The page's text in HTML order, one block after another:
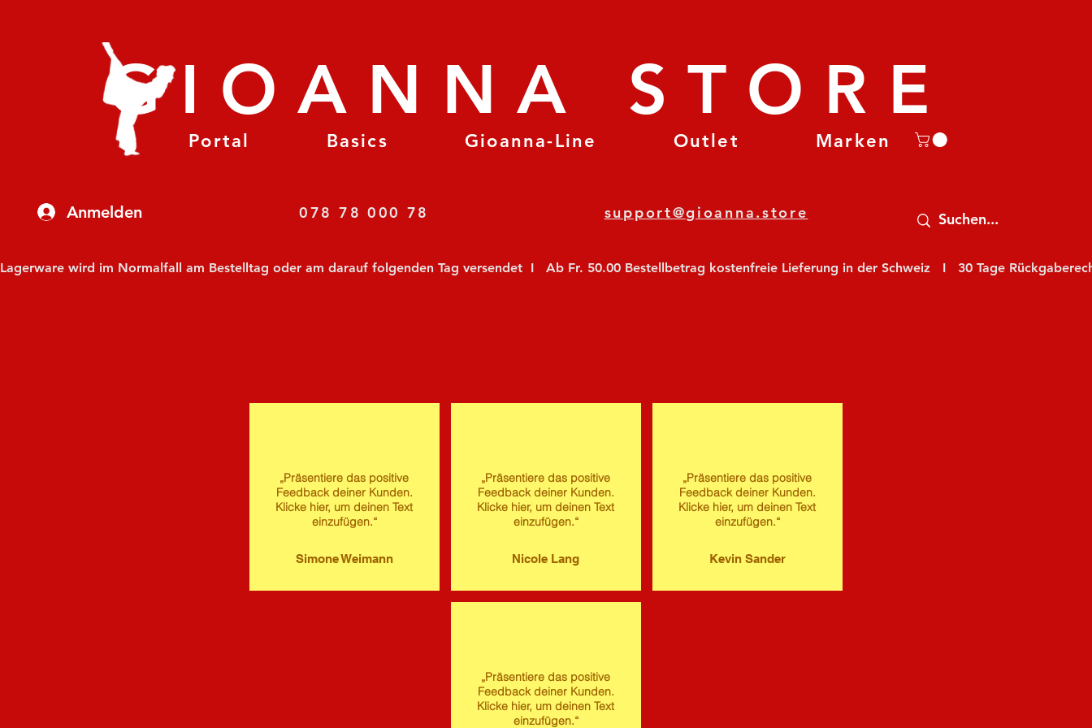
Anmelden
Portal Basics Gioanna-Line Outlet Marken
GIOANNA STORE
078 78 000 78 support@gioanna.store
Lagerware wird im Normalfall am Bestelltag oder am darauf folgenden Tag versendet  I   Ab Fr. 50.00 Bestellbetrag kostenfreie Lieferung in der Schweiz   I   30 Tage
„Präsentiere das positive
Feedback deiner Kunden.
Klicke hier, um deinen Text
einzufügen.“
Simone Weimann
„Präsentiere das positive
Feedback deiner Kunden.
Klicke hier, um deinen Text
einzufügen.“
Nicole Lang
„Präsentiere das positive
Feedback deiner Kunden.
Klicke hier, um deinen Text
einzufügen.“
Kevin Sander
„Präsentiere das positive
Feedback deiner Kunden.
Klicke hier, um deinen Text
einzufügen.“